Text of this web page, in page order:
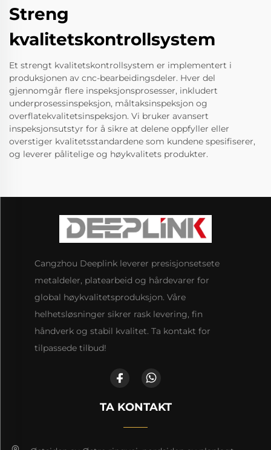
Streng
kvalitetskontrollsystem
Et strengt kvalitetskontrollsystem er implementert i
produksjonen av cnc-bearbeidingsdeler. Hver del
gjennomgår flere inspeksjonsprosesser, inkludert
underprosessinspeksjon, måltaksinspeksjon og
overflatekvalitetsinspeksjon. Vi bruker avansert
inspeksjonsutstyr for å sikre at delene oppfyller eller
overstiger kvalitetsstandardene som kundene spesifiserer,
og leverer pålitelige og høykvalitets produkter.
Cangzhou Deeplink leverer presisjonsetsete
metaldeler, platearbeid og hårdevarer for
global høykvalitetsproduksjon. Våre
helhetsløsninger sikrer rask levering, fin
håndverk og stabil kvalitet. Ta kontakt for
tilpassede tilbud!
TA KONTAKT